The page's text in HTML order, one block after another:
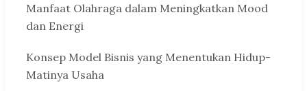
Manfaat Olahraga dalam Meningkatkan Mood
dan Energi
Konsep Model Bisnis yang Menentukan Hidup-
Matinya Usaha